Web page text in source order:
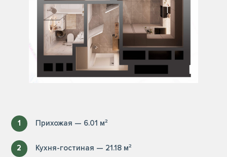
1 Прихожая — 6.01 м²
2 Кухня-гостиная — 21.18 м²